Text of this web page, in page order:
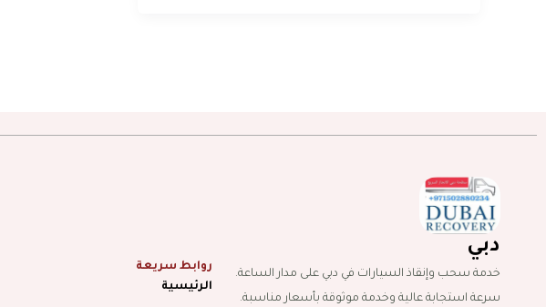
دبي
خدمة سحب وإنقاذ السيارات في دبي على مدار الساعة.
سرعة استجابة عالية وخدمة موثوقة بأسعار مناسبة.
روابط سريعة
الرئيسية